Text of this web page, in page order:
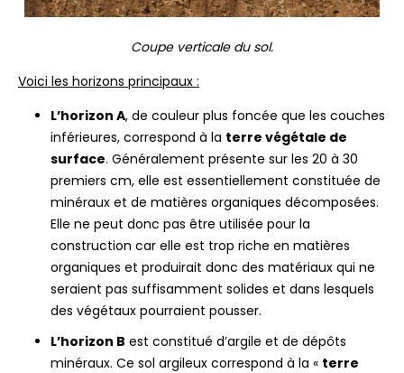
Coupe verticale du sol.
Voici les horizons principaux :
L’horizon A, de couleur plus foncée que les couches
inférieures, correspond à la terre végétale de
surface. Généralement présente sur les 20 à 30
premiers cm, elle est essentiellement constituée de
minéraux et de matières organiques décomposées.
Elle ne peut donc pas être utilisée pour la
construction car elle est trop riche en matières
organiques et produirait donc des matériaux qui ne
seraient pas suffisamment solides et dans lesquels
des végétaux pourraient pousser.
L’horizon B est constitué d’argile et de dépôts
minéraux. Ce sol argileux correspond à la « terre